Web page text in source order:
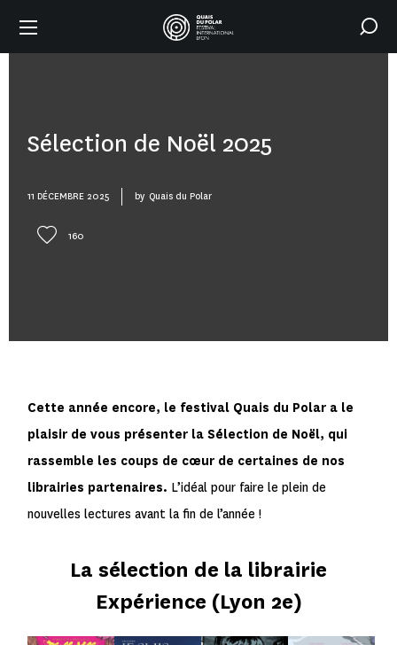
Sélection de Noël 2025
11 DÉCEMBRE 2025 by Quais du Polar
160
Cette année encore, le festival Quais du Polar a le
plaisir de vous présenter la Sélection de Noël, qui
rassemble les coups de cœur de certaines de nos
librairies partenaires. L’idéal pour faire le plein de
nouvelles lectures avant la fin de l’année !
La sélection de la librairie
Expérience (Lyon 2e)